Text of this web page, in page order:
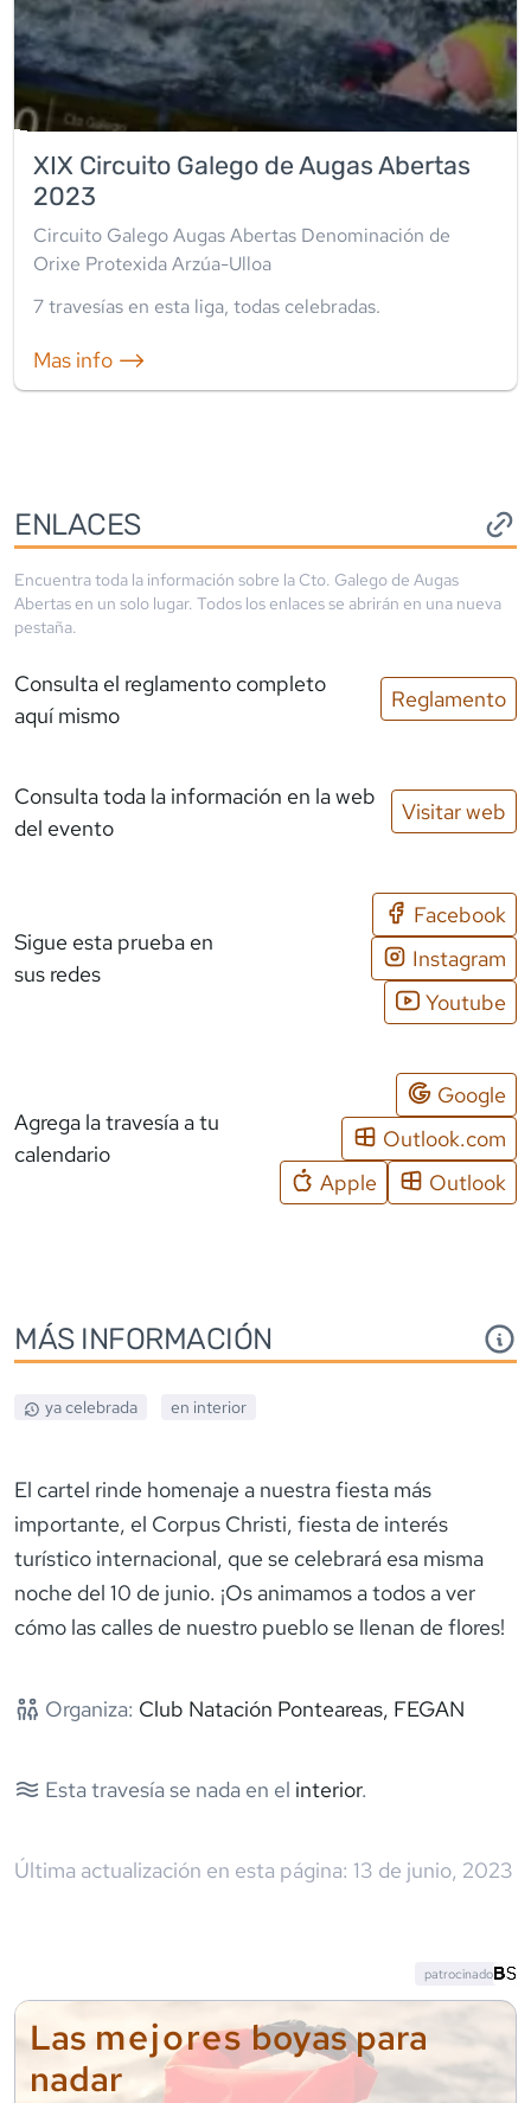
XIX Circuito Galego de Augas Abertas
2023
Circuito Galego Augas Abertas Denominación de
Orixe Protexida Arzúa-Ulloa
7travesías en esta liga, todas celebradas.
Mas info ⟶
ENLACES
Encuentra toda la información sobre la Cto. Galego de Augas
Abertas en un solo lugar. Todos los enlaces se abrirán en una nueva
pestaña.
Consulta el reglamento completo
aquí mismo
Reglamento
Consulta toda la información en la web
del evento
Visitar web
Sigue esta prueba en
sus redes
Facebook
Instagram
Youtube
Agrega la travesía a tu
calendario
Google
Outlook.com
Apple
Outlook
MÁS INFORMACIÓN
ya celebrada en interior
El cartel rinde homenaje a nuestra fiesta más
importante, el Corpus Christi, fiesta de interés
turístico internacional, que se celebrará esa misma
noche del 10 de junio. ¡Os animamos a todos a ver
cómo las calles de nuestro pueblo se llenan de flores!
Organiza: Club Natación Ponteareas, FEGAN
Esta travesía se nada en el interior.
Última actualización en esta página: 13 de junio, 2023
Las mejoresboyas para
nadar
patrocinado